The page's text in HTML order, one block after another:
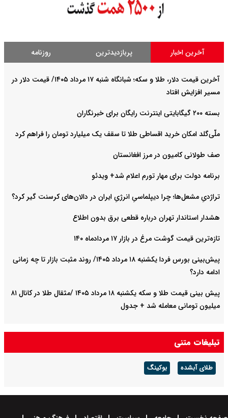
آخرین اخبار پربازدیدترین روزنامه
آخرین قیمت دلار، طلا و سکه؛ شبانگاه شنبه ۱۷ مرداد ۱۴۰۵/ قیمت دلار در
مسیر افزایش افتاد
بسته ۲۰۰ گیگابایتی اینترنت رایگان برای خبرنگاران
ملّی‌گلد امکان خرید اقساطی طلا تا سقف یک میلیارد تومان را فراهم کرد
صف طولانی کامیون در مرز افغانستان
برنامه دولت برای مهار تورم اعلام شد+ ویدئو
تراژدیِ مشعل‌ها؛ چرا دیپلماسیِ انرژیِ ایران در دالان‌های کرسنت گیر کرد؟
هشدار استاندار تهران درباره قطعی برق بدون اطلاع
تازه‌ترین قیمت گوشت مرغ در بازار ۱۷ مردادماه ۱۴۰
پیش‌بینی بورس فردا یکشنبه ۱۸ مرداد ۱۴۰۵/ روند مثبت بازار تا چه زمانی
ادامه دارد؟
پیش‌ بینی قیمت طلا و سکه یکشنبه ۱۸ مرداد ۱۴۰۵ /مثقال طلا در کانال ۸۱
میلیون تومانی معامله شد + جدول
تبلیغات متنی
طلای آبشده بوکینگ